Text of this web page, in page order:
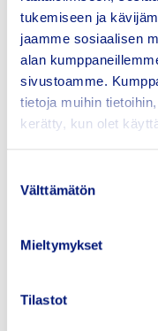
tukemiseen ja
jaamme sosiaalisen
alan
sivustoamme.
tietoja muihin
kerätty, kun olet
valinta
Välttämätön
Mieltymykset
Tilastot
kysyntälähtöisiä
investointeja ja että
merenkulun
käyttövoimien jakelun
suhteen säilytetään
vähähiilisten ja
päästöttömien
vaihtoehtoisten
markkinoilla.
Suomen Satamaliitto ry
mukaisesti alusten